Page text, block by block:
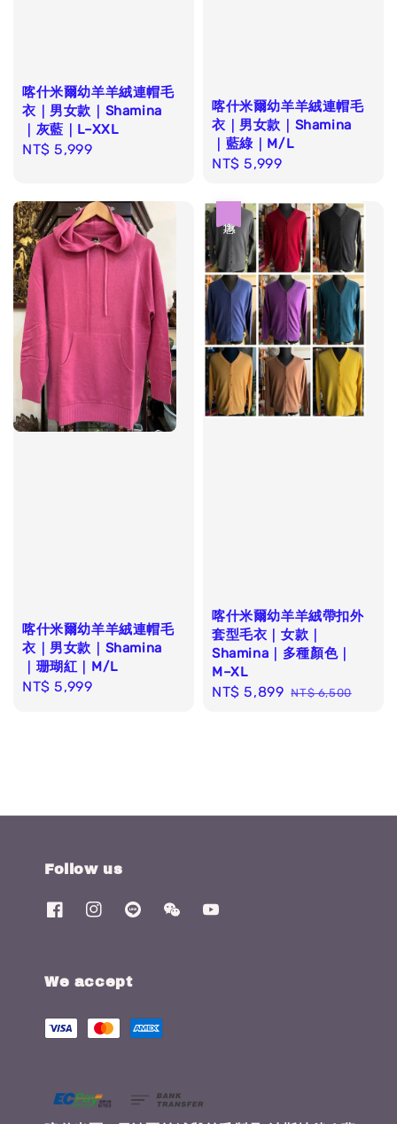
喀什米爾幼羊羊絨連帽毛
衣｜男女款｜Shamina
｜灰藍｜L–XXL
Regular
NT$ 5,999
喀什米爾幼羊羊絨連帽毛
衣｜男女款｜Shamina
｜藍綠｜M/L
Regular
NT$ 5,999
喀什米爾幼羊羊絨連帽毛
衣｜男女款｜Shamina
｜珊瑚紅｜M/L
Regular
NT$ 5,999
喀什米爾幼羊羊絨帶扣外
套型毛衣｜女款｜
Shamina｜多種顏色｜
M–XL
Sale
NT$ 5,899 Regular
NT$ 6,500
Follow us
We accept